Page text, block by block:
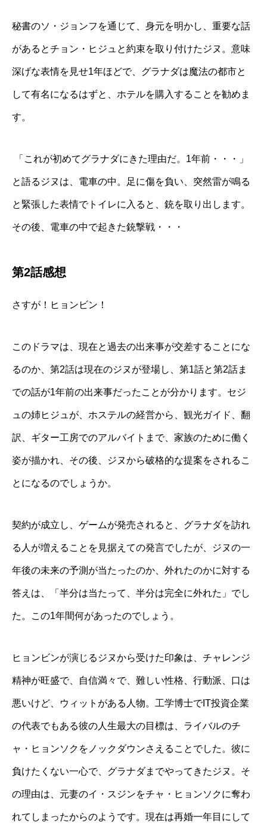
秘書のソ・ジョンフを通じて、身元を明かし、重要な話
があるとチョン・ヒジュと約束を取り付けたジヌ。意味
深げな表情を見せ1年ほどで、グラナダは魔法の都市と
して有名になるはずと、ホテルを購入することを勧めま
す。
「これが初めてグラナダにきた理由だ。 1年前・・・」
と語るジヌは、電車の中。足に傷を負い、突然雷が鳴る
と緊張した表情でトイレに入ると、銃を取り出します。
その後、電車の中で起きた銃撃戦・・・
第2話感想
さすが！ヒョンビン！
このドラマは、現在と過去の出来事が交差することにな
るのか、第2話は現在のジヌが登場し、第1話と第2話ま
での話が1年前の出来事だったことが分かります。セジ
ュの姉ヒジュが、ホステルの経営から、観光ガイド、翻
訳、ギター工房でのアルバイトまで、家族のために働く
姿が描かれ、その後、ジヌから破格的な提案をされるこ
とになるのでしょうか。
契約が成立し、ゲームが発売されると、グラナダを訪れ
る人が増えることを見据えての発言でしたが、ジヌの一
年後の未来の予測が当たったのか、外れたのかに対する
答えは、「半分は当たって、半分は完全に外れた」でし
た。この1年間何があったのでしょう。
ヒョンビンが演じるジヌから受けた印象は、チャレンジ
精神が旺盛で、自信満々で、難しい性格、行動派、口は
悪いけど、ウィットがある人物。工学博士でIT投資企業
の代表でもある彼の人生最大の目標は、ライバルのチ
ャ・ヒョンソクをノックダウンさえることでした。彼に
負けたくない一心で、グラナダまでやってきたジヌ。そ
の理由は、元妻のイ・スジンをチャ・ヒョンソクに奪わ
れてしまったからのようです。現在は再婚一年目にして